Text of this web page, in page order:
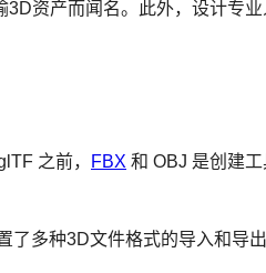
资产而闻名。此外，设计专
之前， FBX 和 OBJ 是创建工
了多种3D文件格式的导入和导